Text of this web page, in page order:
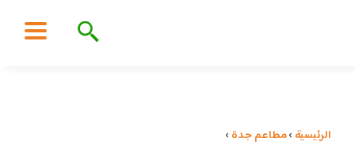
الرئيسية ›مطاعم جدة ›